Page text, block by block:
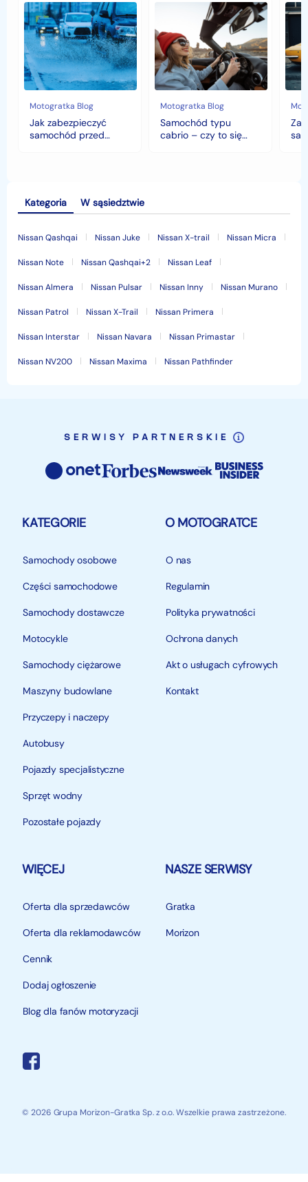
Jak
zabezpieczyć
samochód
przed
jesiennymi
chłodami
i
deszczem?
Motogratka Blog
Jak zabezpieczyć
samochód przed
Samochód
cabrio
–
czy
to
się
opłaca
w
polskim
klimacie?
Motogratka Blog
Samochód typu
cabrio – czy to się
czyli
Kategoria
Nissan Qashqai Nissan Juke Nissan X-trail Nissan Micra
Nissan Note Nissan Qashqai+2 Nissan Leaf
Nissan Almera Nissan Pulsar Nissan Inny Nissan Murano
Nissan Patrol Nissan X-Trail Nissan Primera
Nissan Interstar Nissan Navara Nissan Primastar
Nissan NV200 Nissan Maxima Nissan Pathfinder
W sąsiedztwie
SERWISY PARTNERSKIE
KATEGORIE
Samochody osobowe
Części samochodowe
Samochody dostawcze
Motocykle
Samochody ciężarowe
Maszyny budowlane
Przyczepy i naczepy
Autobusy
Pojazdy specjalistyczne
Sprzęt wodny
Pozostałe pojazdy
O MOTOGRATCE
O nas
Regulamin
Polityka prywatności
Ochrona danych
Akt o usługach cyfrowych
Kontakt
WIĘCEJ
Oferta dla sprzedawców
Oferta dla reklamodawców
Cennik
Dodaj ogłoszenie
Blog dla fanów motoryzacji
NASZE SERWISY
Gratka
Morizon
© 2026 Grupa Morizon-Gratka Sp. z o.o. Wszelkie prawa zastrzeżone.